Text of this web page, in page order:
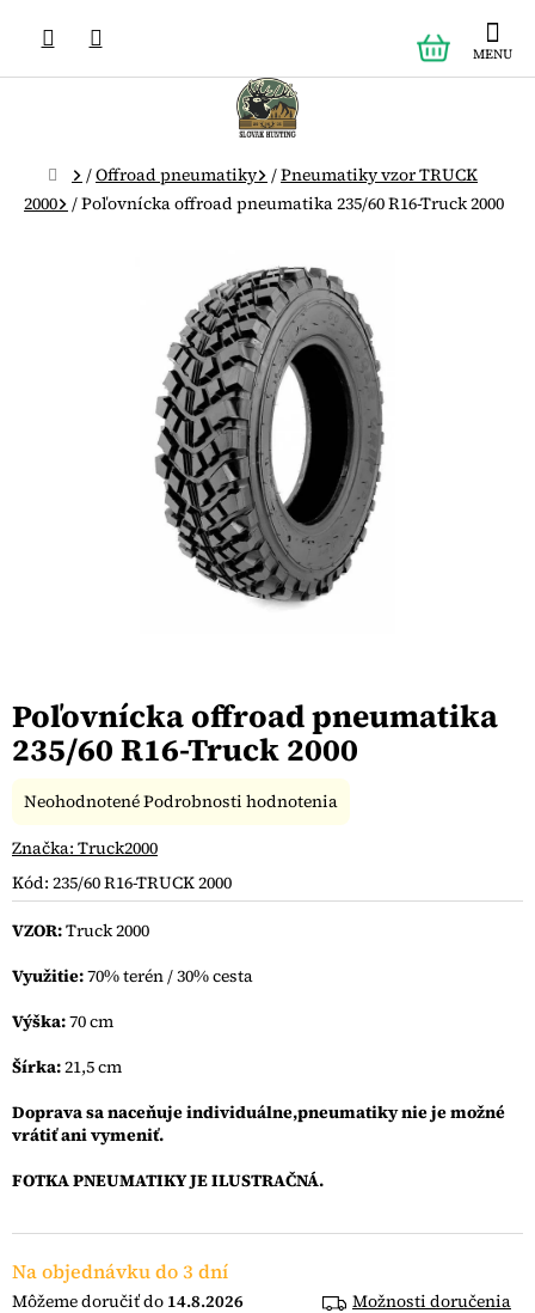
obsah
KOŠÍK
Domov
/Offroad pneumatiky /Pneumatiky vzor TRUCK
2000 /Poľovnícka offroad pneumatika 235/60 R16-Truck 2000
Poľovnícka offroad pneumatika
235/60 R16-Truck 2000
Kód: 235/60 R16-TRUCK 2000
Na objednávku do 3 dní
14.8.2026 Možnosti doručenia
VZOR:Truck 2000
Využitie:70% terén / 30% cesta
Výška:70 cm
Šírka:21,5 cm
Doprava sa naceňuje individuálne,pneumatiky nie je možné
vrátiť ani vymeniť.
FOTKA PNEUMATIKY JE ILUSTRAČNÁ.
Priemerné
produktu
0,0
5
NeohodnotenéPodrobnosti hodnotenia
Značka: Truck2000